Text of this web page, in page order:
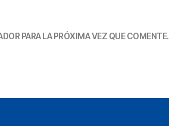
PARA LA PRÓXIMA VEZ QUE COMENTE.